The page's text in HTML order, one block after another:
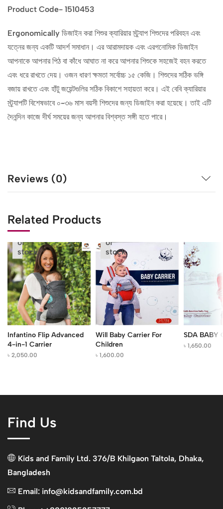
Product Code- 1510453
Ergonomically ডিজাইন করা শিশুর ক্যারিয়ার স্ট্র্যাপ শিশুদের পরিবহন এবং
যত্নের জন্য একটি আদর্শ সমাধান। এর আরামদায়ক এবং এরগনোমিক ডিজাইন
আপনাকে আপনার পিঠ বা কাঁধে আঘাত না করে আপনার শিশুকে সহজেই বহন করতে
এবং ধরে রাখতে দেয়। ওজন ধারণ ক্ষমতা সর্বোচ্চ ১৫ কেজি। শিশুদের সঠিক ভঙ্গি
বজায় রাখতে এবং হাঁটু জয়েন্টগুলির সঠিক বিকাশে সহায়তা করে। এই বেবি ক্যারিয়ার
স্ট্র্যাপটি বিশেষভাবে ০-৩৬ মাস বয়সী শিশুদের জন্য ডিজাইন করা হয়েছে। তাই এটি
দৈনন্দিন কাজে দীর্ঘ সময়ের জন্য আপনার বিশ্বস্ত সঙ্গী হতে পারে।
Reviews (0)
Related Products
Out
of
stock
Infantino Flip Advanced
4-in-1 Carrier
৳ 2,050.00
of
stock
Will Baby Carrier For
Children
৳1,600.00
SDA BABY
৳1,650.00
Find Us
Kids and Family Ltd. 376/B Khilgaon Taltola, Dhaka,
Bangladesh
Email: info@kidsandfamily.com.bd